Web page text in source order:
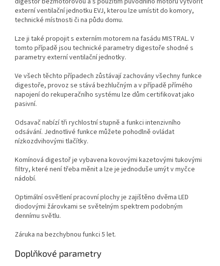
externí ventilační jednotku EVJ, kterou lze umístit do komory,
technické místnosti či na půdu domu.
Lze ji také propojit s externím motorem na fasádu MISTRAL. V
tomto případě jsou technické parametry digestoře shodné s
parametry externí ventilační jednotky.
Ve všech těchto případech zůstávají zachovány všechny funkce
digestoře, provoz se stává bezhlučným a v případě přímého
napojení do rekuperačního systému lze dům certifikovat jako
pasivní.
Odsavač nabízí tři rychlostní stupně a funkci intenzivního
odsávání. Jednotlivé funkce můžete pohodlně ovládat
nízkozdvihovými tlačítky.
Komínová digestoř je vybavena kovovými kazetovými tukovými
filtry, které není třeba měnit a lze je jednoduše umýt v myčce
nádobí.
Optimální osvětlení pracovní plochy je zajištěno dvěma LED
diodovými žárovkami se světelným spektrem podobným
dennímu světlu.
Záruka na bezchybnou funkci 5 let.
Doplňkové parametry